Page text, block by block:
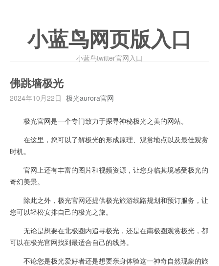
小蓝鸟网页版入口
小蓝鸟twitter官网入口
佛跳墙极光
2024年10月22日 极光aurora官网
极光官网是一个专门致力于探寻神秘极光之美的网站。
在这里，您可以了解极光的形成原理、观赏地点以及最佳观赏
时机。
官网上还有丰富的图片和视频资源，让您身临其境感受极光的
奇幻美景。
除此之外，极光官网还提供极光旅游线路规划和预订服务，让
您可以轻松安排自己的极光之旅。
无论是想要在北极圈内追寻极光，还是在南极圈观赏极光，都
可以在极光官网找到最适合自己的线路。
不论您是极光爱好者还是想要亲身体验这一神奇自然现象的旅